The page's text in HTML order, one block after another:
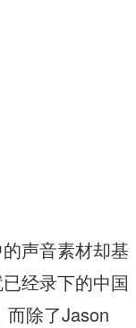
声音素材却基
经录下的中国
而除了Jason